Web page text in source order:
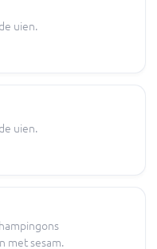
uien.
uien.
met sesam.